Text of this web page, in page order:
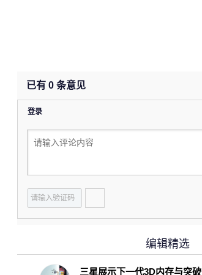
已有 0 条意见
登录
编辑精选
三星展示下一代3D内存与突